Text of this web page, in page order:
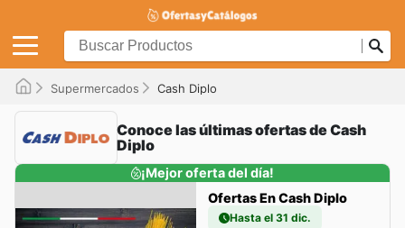
Supermercados Cash Diplo
Conoce las últimas ofertas de Cash
Diplo
¡Mejor oferta del día!
Ofertas En Cash Diplo
Hasta el 31 dic.